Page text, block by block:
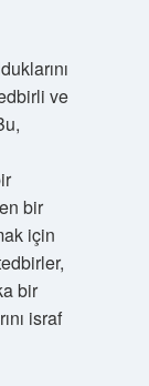
ve
bir
için
bir
israf